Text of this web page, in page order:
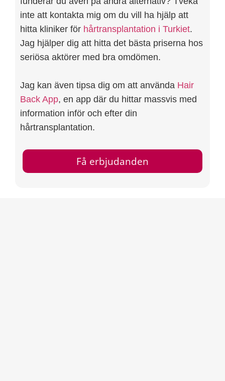
inte att kontakta mig om du vill ha hjälp att
hitta kliniker för hårtransplantation i Turkiet.
Jag hjälper dig att hitta det bästa priserna hos
seriösa aktörer med bra omdömen.
Jag kan även tipsa dig om att använda Hair
Back App, en app där du hittar massvis med
information inför och efter din
hårtransplantation.
Få erbjudanden